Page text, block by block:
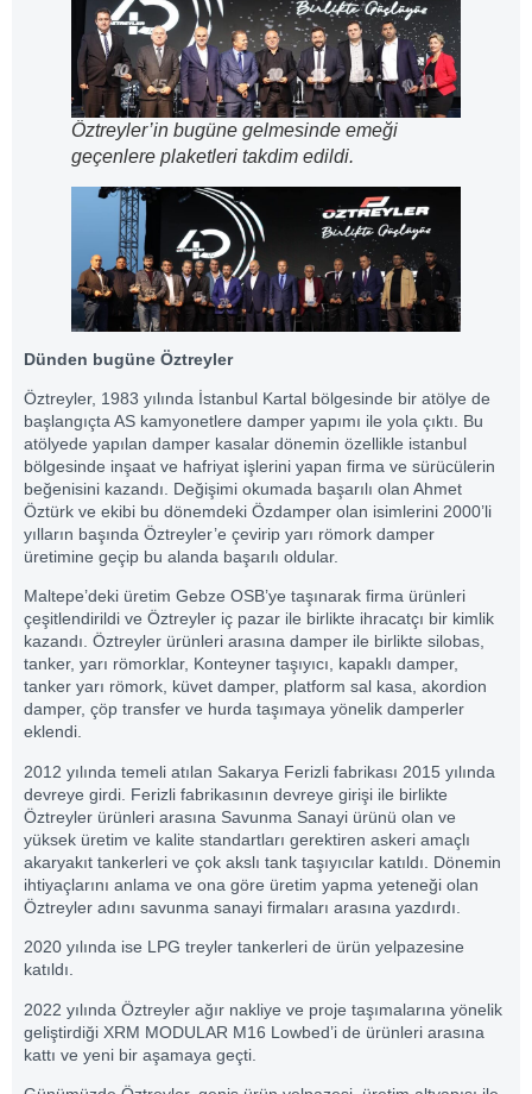
Öztreyler’in bugüne gelmesinde emeği
geçenlere plaketleri takdim edildi.
Dünden bugüne Öztreyler
Öztreyler, 1983 yılında İstanbul Kartal bölgesinde bir atölye de
başlangıçta AS kamyonetlere damper yapımı ile yola çıktı. Bu
atölyede yapılan damper kasalar dönemin özellikle istanbul
bölgesinde inşaat ve hafriyat işlerini yapan firma ve sürücülerin
beğenisini kazandı. Değişimi okumada başarılı olan Ahmet
Öztürk ve ekibi bu dönemdeki Özdamper olan isimlerini 2000’li
yılların başında Öztreyler’e çevirip yarı römork damper
üretimine geçip bu alanda başarılı oldular.
Maltepe’deki üretim Gebze OSB’ye taşınarak firma ürünleri
çeşitlendirildi ve Öztreyler iç pazar ile birlikte ihracatçı bir kimlik
kazandı. Öztreyler ürünleri arasına damper ile birlikte silobas,
tanker, yarı römorklar, Konteyner taşıyıcı, kapaklı damper,
tanker yarı römork, küvet damper, platform sal kasa, akordion
damper, çöp transfer ve hurda taşımaya yönelik damperler
eklendi.
2012 yılında temeli atılan Sakarya Ferizli fabrikası 2015 yılında
devreye girdi. Ferizli fabrikasının devreye girişi ile birlikte
Öztreyler ürünleri arasına Savunma Sanayi ürünü olan ve
yüksek üretim ve kalite standartları gerektiren askeri amaçlı
akaryakıt tankerleri ve çok akslı tank taşıyıcılar katıldı. Dönemin
ihtiyaçlarını anlama ve ona göre üretim yapma yeteneği olan
Öztreyler adını savunma sanayi firmaları arasına yazdırdı.
2020 yılında ise LPG treyler tankerleri de ürün yelpazesine
katıldı.
2022 yılında Öztreyler ağır nakliye ve proje taşımalarına yönelik
geliştirdiği XRM MODULAR M16 Lowbed’i de ürünleri arasına
kattı ve yeni bir aşamaya geçti.